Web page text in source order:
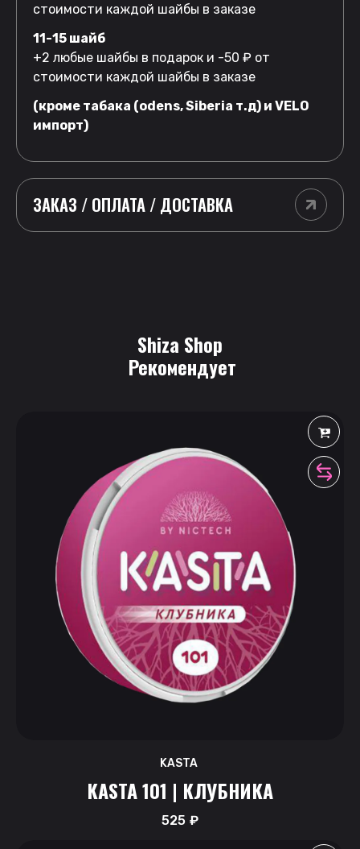
стоимости каждой шайбы в заказе
11-15 шайб
+2 любые шайбы в подарок и -50 ₽ от
стоимости каждой шайбы в заказе
(кроме табака (odens, Siberia т.д) и VELO
импорт)
ЗАКАЗ / ОПЛАТА / ДОСТАВКА
Shiza Shop
Рекомендует
KASTA
KASTA 101 | КЛУБНИКА
525₽